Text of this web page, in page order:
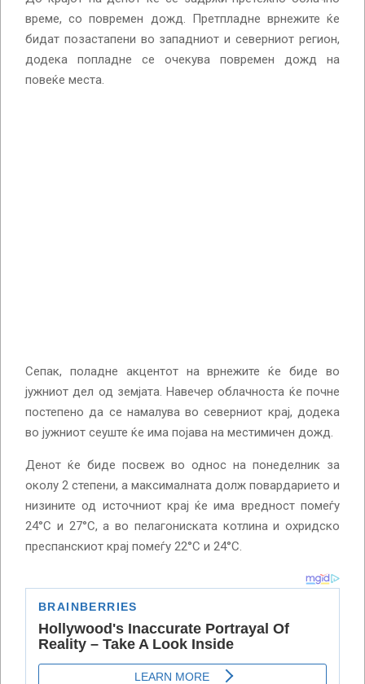
време, со повремен дожд. Претпладне врнежите ќе
бидат позастапени во западниот и северниот регион,
додека попладне се очекува повремен дожд на
повеќе места.
Сепак, поладне акцентот на врнежите ќе биде во
јужниот дел од земјата. Навечер облачноста ќе почне
постепено да се намалува во северниот крај, додека
во јужниот сеуште ќе има појава на местимичен дожд.
Денот ќе биде посвеж во однос на понеделник за
околу 2 степени, а максималната долж повардарието и
низините од источниот крај ќе има вредност помеѓу
24°С и 27°С, а во пелагониската котлина и охридско
преспанскиот крај помеѓу 22°С и 24°С.